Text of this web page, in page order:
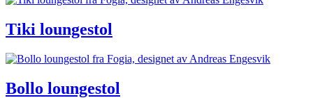
Tiki loungestol
Bollo loungestol